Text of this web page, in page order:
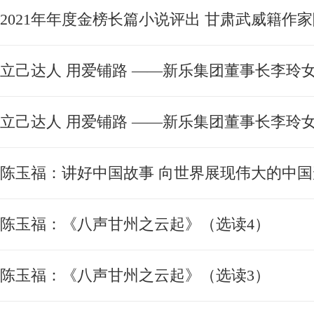
2021年年度金榜长篇小说评出 甘肃武威籍作
立己达人 用爱铺路 ——新乐集团董事长李玲
立己达人 用爱铺路 ——新乐集团董事长李玲
陈玉福：讲好中国故事 向世界展现伟大的中
陈玉福：《八声甘州之云起》（选读4）
陈玉福：《八声甘州之云起》（选读3）